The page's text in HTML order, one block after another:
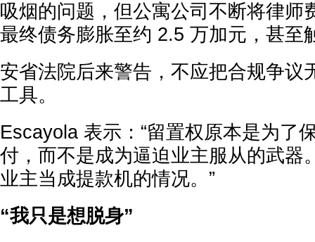
吸烟的问题，但公寓公司不断将律师
最终债务膨胀至约 2.5 万加元，甚至
安省法院后来警告，不应把合规争议
工具。
Escayola 表示：“留置权原本是为了
付，而不是成为逼迫业主服从的武器
业主当成提款机的情况。”
“我只是想脱身”